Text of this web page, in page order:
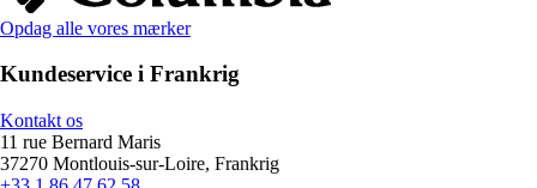
Opdag alle vores mærker
Kundeservice i Frankrig
Kontakt os
11 rue Bernard Maris
37270 Montlouis-sur-Loire, Frankrig